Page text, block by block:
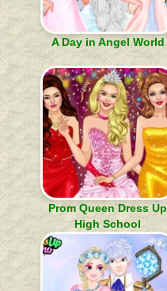
A Day in Angel World
Prom Queen Dress Up
High School